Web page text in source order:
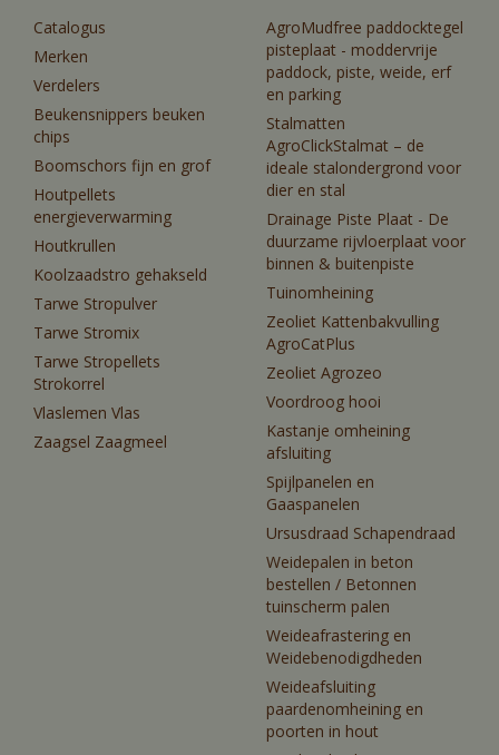
Catalogus
Merken
Verdelers
Beukensnippers beuken
chips
Boomschors fijn en grof
Houtpellets
energieverwarming
Houtkrullen
Koolzaadstro gehakseld
Tarwe Stropulver
Tarwe Stromix
Tarwe Stropellets
Strokorrel
Vlaslemen Vlas
Zaagsel Zaagmeel
AgroMudfree paddocktegel
pisteplaat - moddervrije
paddock, piste, weide, erf
en parking
Stalmatten
AgroClickStalmat – de
ideale stalondergrond voor
dier en stal
Drainage Piste Plaat - De
duurzame rijvloerplaat voor
binnen & buitenpiste
Tuinomheining
Zeoliet Kattenbakvulling
AgroCatPlus
Zeoliet Agrozeo
Voordroog hooi
Kastanje omheining
afsluiting
Spijlpanelen en
Gaaspanelen
Ursusdraad Schapendraad
Weidepalen in beton
bestellen / Betonnen
tuinscherm palen
Weideafrastering en
Weidebenodigdheden
Weideafsluiting
paardenomheining en
poorten in hout